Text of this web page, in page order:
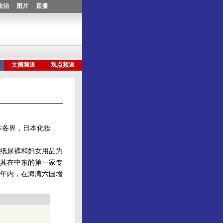
界，日本化妆
尿裤和妇女用品为
在中东的第一家专
内，在海湾六国增